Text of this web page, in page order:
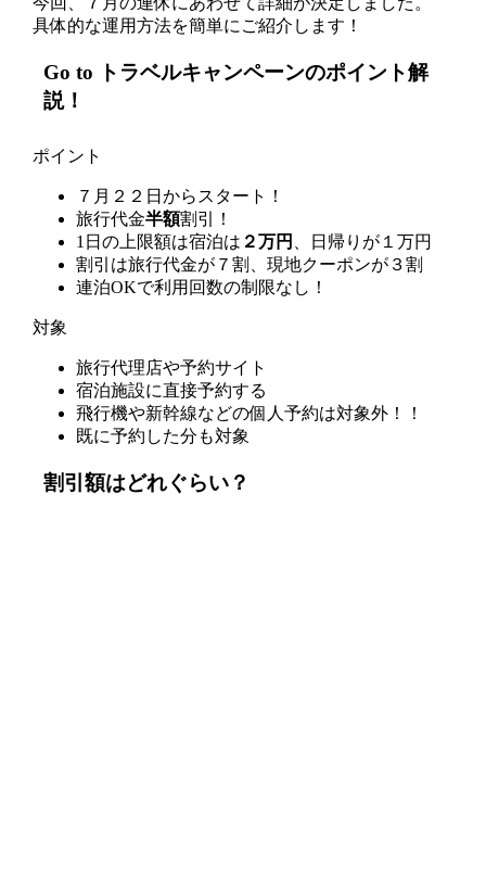
具体的な運用方法を簡単にご紹介します！
Go to トラベルキャンペーンのポイント解
説！
ポイント
７月２２日からスタート！
旅行代金半額割引！
1日の上限額は宿泊は ２万円 、日帰りが １万円
割引は旅行代金が７割、現地クーポンが３割
連泊OKで利用回数の制限なし！
対象
旅行代理店や予約サイト
宿泊施設に直接予約する
飛行機や新幹線などの個人予約は対象外！！
既に予約した分も対象
割引額はどれぐらい？